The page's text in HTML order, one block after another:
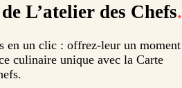
L’atelier des Chefs.
en un clic : offrez-leur un moment
culinaire unique avec la Carte